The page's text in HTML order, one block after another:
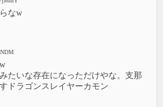
なw
たいな存在になっただけやな。支那
ドラゴンスレイヤーカモン